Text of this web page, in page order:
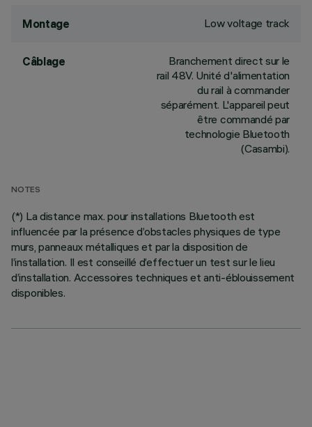
Montage Low voltage track
Câblage
Branchement direct sur le
rail 48V. Unité d'alimentation
du rail à commander
séparément. L'appareil peut
être commandé par
technologie Bluetooth
(Casambi).
NOTES
(*) La distance max. pour installations Bluetooth est
influencée par la présence d’obstacles physiques de type
murs, panneaux métalliques et par la disposition de
l’installation. Il est conseillé d’effectuer un test sur le lieu
d’installation. Accessoires techniques et anti-éblouissement
disponibles.